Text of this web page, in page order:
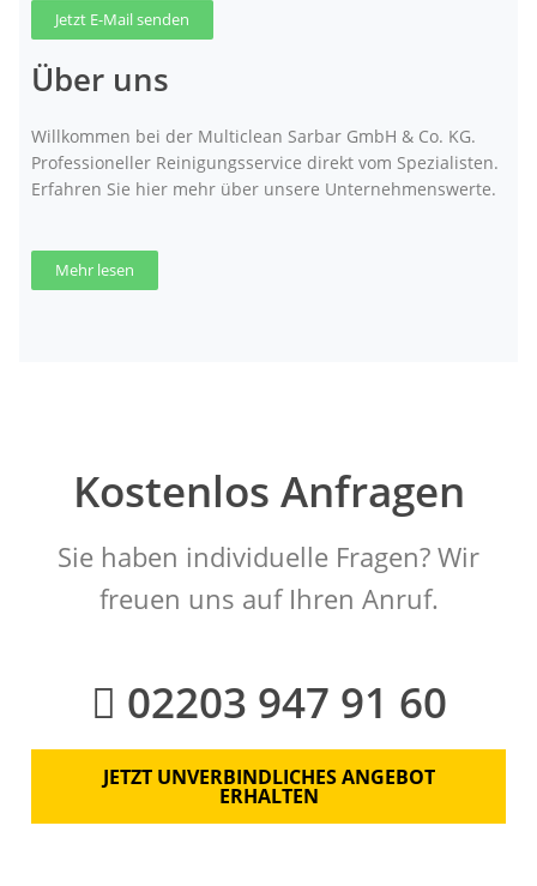
Jetzt E-Mail senden
Über uns
Willkommen bei der Multiclean Sarbar GmbH & Co. KG.
Professioneller Reinigungsservice direkt vom Spezialisten.
Erfahren Sie hier mehr über unsere Unternehmenswerte.
Mehr lesen
Kostenlos Anfragen
Sie haben individuelle Fragen? Wir
freuen uns auf Ihren Anruf.
02203 947 91 60
JETZT UNVERBINDLICHES ANGEBOT
ERHALTEN